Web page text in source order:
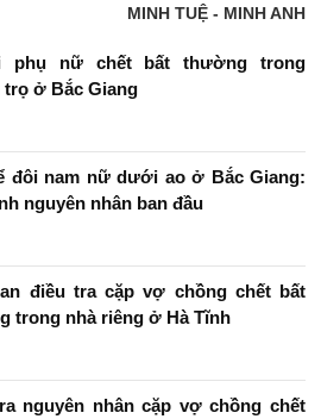
MINH TUỆ - MINH ANH
phụ nữ chết bất thường trong
trọ ở Bắc Giang
đôi nam nữ dưới ao ở Bắc Giang:
nguyên nhân ban đầu
điều tra cặp vợ chồng chết bất
trong nhà riêng ở Hà Tĩnh
nguyên nhân cặp vợ chồng chết